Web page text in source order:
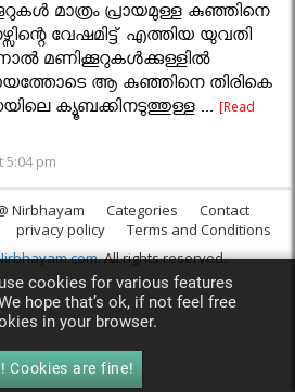
മാത്രം പ്രായമുള്ള കുഞ്ഞിനെ
വേഷമിട്ട് എത്തിയ യുവതി
മണിക്കൂറുകൾക്കുള്ളിൽ
ആ കുഞ്ഞിനെ തിരികെ
ക്യൂബക്കിനടുത്തുള്ള ...[Read
5:04 pm
Nirbhayam Categories
Contact
privacy policy
Terms and Conditions
. All rights reserved.
cookies for various features
hope that’s ok, if not feel free
in your browser.
Cookies are fine!